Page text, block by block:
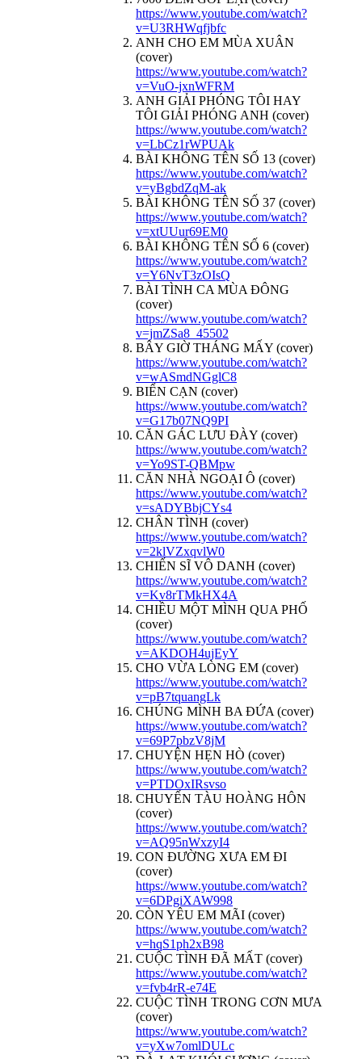
https://www.youtube.com/watch?
v=U3RHWqfjbfc
ANH CHO EM MÙA XUÂN
(cover)
https://www.youtube.com/watch?
v=VuO-jxnWFRM
ANH GIẢI PHÓNG TÔI HAY
TÔI GIẢI PHÓNG ANH (cover)
https://www.youtube.com/watch?
v=LbCz1rWPUAk
BÀI KHÔNG TÊN SỐ 13 (cover)
https://www.youtube.com/watch?
v=yBgbdZqM-ak
BÀI KHÔNG TÊN SỐ 37 (cover)
https://www.youtube.com/watch?
v=xtUUur69EM0
BÀI KHÔNG TÊN SỐ 6 (cover)
https://www.youtube.com/watch?
v=Y6NvT3zOIsQ
BÀI TÌNH CA MÙA ĐÔNG
(cover)
https://www.youtube.com/watch?
v=jmZSa8_45502
BÂY GIỜ THÁNG MẤY (cover)
https://www.youtube.com/watch?
v=wASmdNGglC8
BIỂN CẠN (cover)
https://www.youtube.com/watch?
v=G17b07NQ9PI
CĂN GÁC LƯU ĐÀY (cover)
https://www.youtube.com/watch?
v=Yo9ST-QBMpw
CĂN NHÀ NGOẠI Ô (cover)
https://www.youtube.com/watch?
v=sADYBbjCYs4
CHÂN TÌNH (cover)
https://www.youtube.com/watch?
v=2klVZxqvlW0
CHIẾN SĨ VÔ DANH (cover)
https://www.youtube.com/watch?
v=Kv8rTMkHX4A
CHIỀU MỘT MÌNH QUA PHỐ
(cover)
https://www.youtube.com/watch?
v=AKDOH4ujEyY
CHO VỪA LÒNG EM (cover)
https://www.youtube.com/watch?
v=pB7tquangLk
CHÚNG MÌNH BA ĐỨA (cover)
https://www.youtube.com/watch?
v=69P7pbzV8jM
CHUYỆN HẸN HÒ (cover)
https://www.youtube.com/watch?
v=PTDOxIRsvso
CHUYẾN TÀU HOÀNG HÔN
(cover)
https://www.youtube.com/watch?
v=AQ95nWxzyI4
CON ĐƯỜNG XƯA EM ĐI
(cover)
https://www.youtube.com/watch?
v=6DPgiXAW998
CÒN YÊU EM MÃI (cover)
https://www.youtube.com/watch?
v=hqS1ph2xB98
CUỘC TÌNH ĐÃ MẤT (cover)
https://www.youtube.com/watch?
v=fvb4rR-e74E
CUỘC TÌNH TRONG CƠN MƯA
(cover)
https://www.youtube.com/watch?
v=yXw7omlDULc